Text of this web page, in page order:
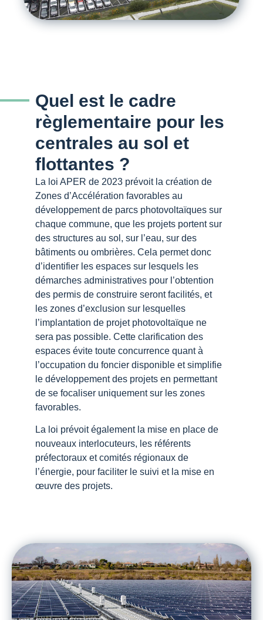
Quel est le cadre
règlementaire pour les
centrales au sol et
flottantes ?
La loi APER de 2023 prévoit la création de
Zones d’Accélération favorables au
développement de parcs photovoltaïques sur
chaque commune, que les projets portent sur
des structures au sol, sur l’eau, sur des
bâtiments ou ombrières. Cela permet donc
d’identifier les espaces sur lesquels les
démarches administratives pour l’obtention
des permis de construire seront facilités, et
les zones d’exclusion sur lesquelles
l’implantation de projet photovoltaïque ne
sera pas possible. Cette clarification des
espaces évite toute concurrence quant à
l’occupation du foncier disponible et simplifie
le développement des projets en permettant
de se focaliser uniquement sur les zones
favorables.
La loi prévoit également la mise en place de
nouveaux interlocuteurs, les référents
préfectoraux et comités régionaux de
l’énergie, pour faciliter le suivi et la mise en
œuvre des projets.